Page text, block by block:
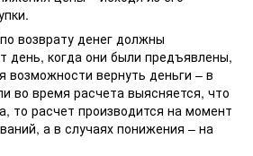
возврату денег должны
день, когда они были предъявлены,
возможности вернуть деньги – в
во время расчета выясняется, что
то расчет производится на момент
а в случаях понижения – на